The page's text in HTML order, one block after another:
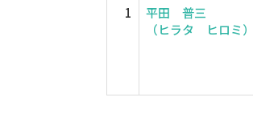
1
平田 普三
（ヒラタ ヒロミ）